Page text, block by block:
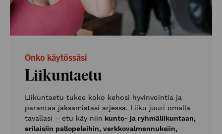
Onko käytössäsi
Liikuntaetu
Liikuntaetu tukee koko kehosi hyvinvointia ja
parantaa jaksamistasi arjessa. Liiku juuri omalla
tavallasi – etu käy niin kunto- ja ryhmäliikuntaan,
erilaisiin pallopeleihin, verkkovalmennuksiin,